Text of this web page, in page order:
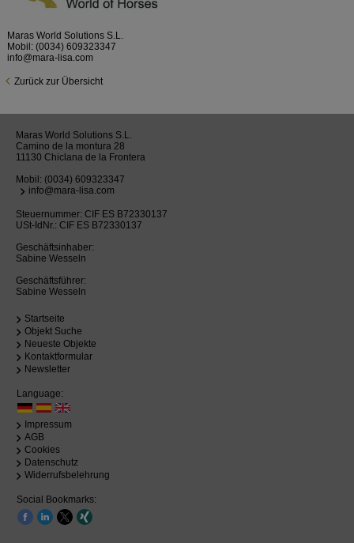
Maras World Solutions S.L.
Mobil: (0034) 609323347
info@mara-lisa.com
Zurück zur Übersicht
Maras World Solutions S.L.
Camino de la montura 28
11130 Chiclana de la Frontera
Mobil: (0034) 609323347
info@mara-lisa.com
Steuernummer: CIF ES B72330137
USt-IdNr.: CIF ES B72330137
Geschäftsinhaber:
Sabine Wesseln
Geschäftsführer:
Sabine Wesseln
Startseite
Objekt Suche
Neueste Objekte
Kontaktformular
Newsletter
Language:
Impressum
AGB
Cookies
Datenschutz
Widerrufsbelehrung
Social Bookmarks: